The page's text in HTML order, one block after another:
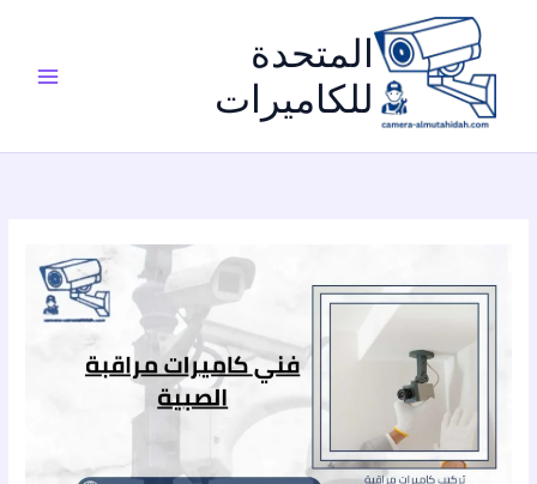
المتحدة
للكاميرات